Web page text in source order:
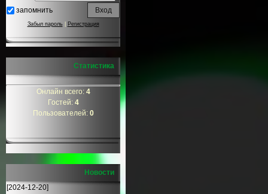
запомнить
Забыл пароль| Регистрация
Статистика
Онлайн всего: 4
Гостей: 4
Пользователей: 0
Новости
[2024-12-20]